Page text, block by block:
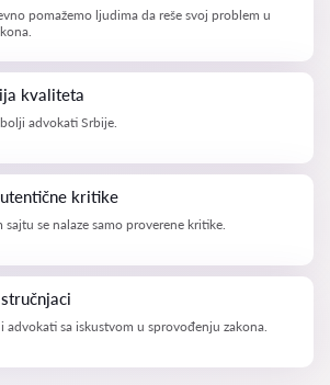
pomažemo ljudima da reše svoj problem u
kvaliteta
advokati Srbije.
kritike
sajtu se nalaze samo proverene kritike.
advokati sa iskustvom u sprovođenju zakona.